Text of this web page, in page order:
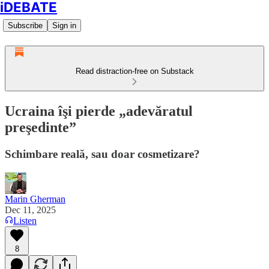
iDEBATE
Subscribe Sign in
Read distraction-free on Substack
Ucraina îşi pierde „adevăratul
preşedinte”
Schimbare reală, sau doar cosmetizare?
Marin Gherman
Dec 11, 2025
Listen
8